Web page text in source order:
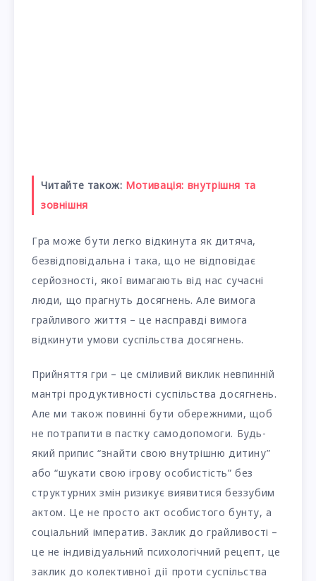
Читайте також: Мотивація: внутрішня та
зовнішня
Гра може бути легко відкинута як дитяча,
безвідповідальна і така, що не відповідає
серйозності, якої вимагають від нас сучасні
люди, що прагнуть досягнень. Але вимога
грайливого життя – це насправді вимога
відкинути умови суспільства досягнень.
Прийняття гри – це сміливий виклик невпинній
мантрі продуктивності суспільства досягнень.
Але ми також повинні бути обережними, щоб
не потрапити в пастку самодопомоги. Будь-
який припис “знайти свою внутрішню дитину”
або “шукати свою ігрову особистість” без
структурних змін ризикує виявитися беззубим
актом. Це не просто акт особистого бунту, а
соціальний імператив. Заклик до грайливості –
це не індивідуальний психологічний рецепт, це
заклик до колективної дії проти суспільства